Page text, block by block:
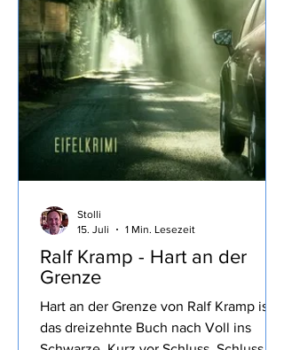
Grenze
Hart an der Grenze von Ralf Kramp ist
Stolli
15. Juli
1 Min. Lesezeit